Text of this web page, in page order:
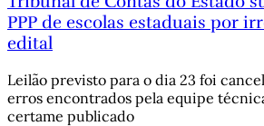
PPP de escolas estaduais por
edital
Leilão previsto para o dia 23 foi
erros encontrados pela equipe
certame publicado